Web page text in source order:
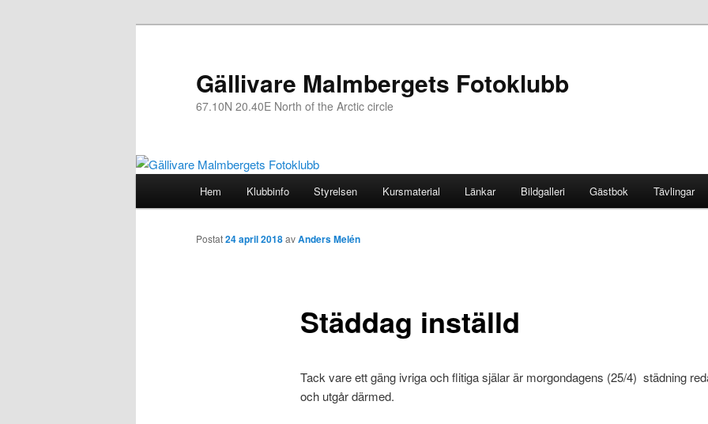
Gällivare Malmbergets Fotoklubb
67.10N 20.40E North of the Arctic circle
Hoppa
till
Hem Klubbinfo Styrelsen Kursmaterial Länkar Bildgalleri Gästbok Tävlingar
Städdag inställd
Postat24 april 2018avAnders Melén
Tack vare ett gäng ivriga och flitiga själar är morgondagens (25/4) städning
och utgår därmed.